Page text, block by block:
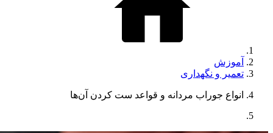
آموزش
تعمیر و نگهداری
انواع جوراب مردانه و قواعد ست کردن آن‌ها